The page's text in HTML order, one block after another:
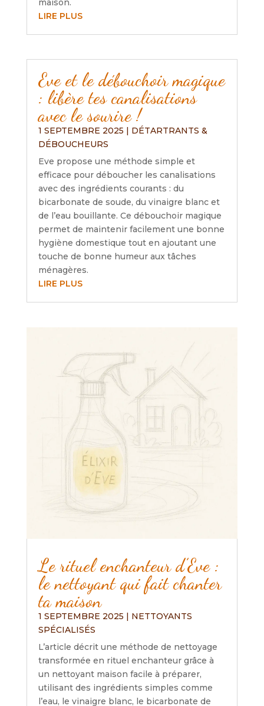
maison.
LIRE PLUS
Eve et le débouchoir magique
: libère tes canalisations
avec le sourire !
1 SEPTEMBRE 2025
DÉTARTRANTS &
DÉBOUCHEURS
Eve propose une méthode simple et
efficace pour déboucher les canalisations
avec des ingrédients courants : du
bicarbonate de soude, du vinaigre blanc et
de l’eau bouillante. Ce débouchoir magique
permet de maintenir facilement une bonne
hygiène domestique tout en ajoutant une
touche de bonne humeur aux tâches
ménagères.
LIRE PLUS
Le rituel enchanteur d’Eve :
le nettoyant qui fait chanter
ta maison
1 SEPTEMBRE 2025 | NETTOYANTS
SPÉCIALISÉS
L’article décrit une méthode de nettoyage
transformée en rituel enchanteur grâce à
un nettoyant maison facile à préparer,
utilisant des ingrédients simples comme
l’eau, le vinaigre blanc, le bicarbonate de